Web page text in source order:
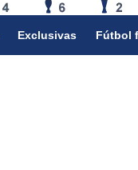
Exclusivas Fútbol